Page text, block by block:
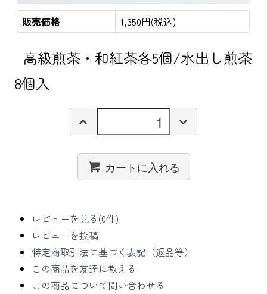
販売価格 1,350円(税込)
高級煎茶・和紅茶各5個/水出し煎茶
8個入
カートに入れる
レビューを見る(0件)
レビューを投稿
特定商取引法に基づく表記（返品等）
この商品を友達に教える
この商品について問い合わせる